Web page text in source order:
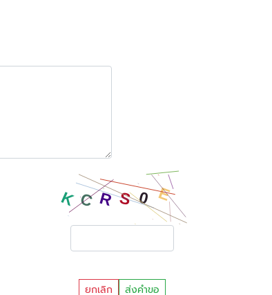
ยกเลิก ส่งคำขอ